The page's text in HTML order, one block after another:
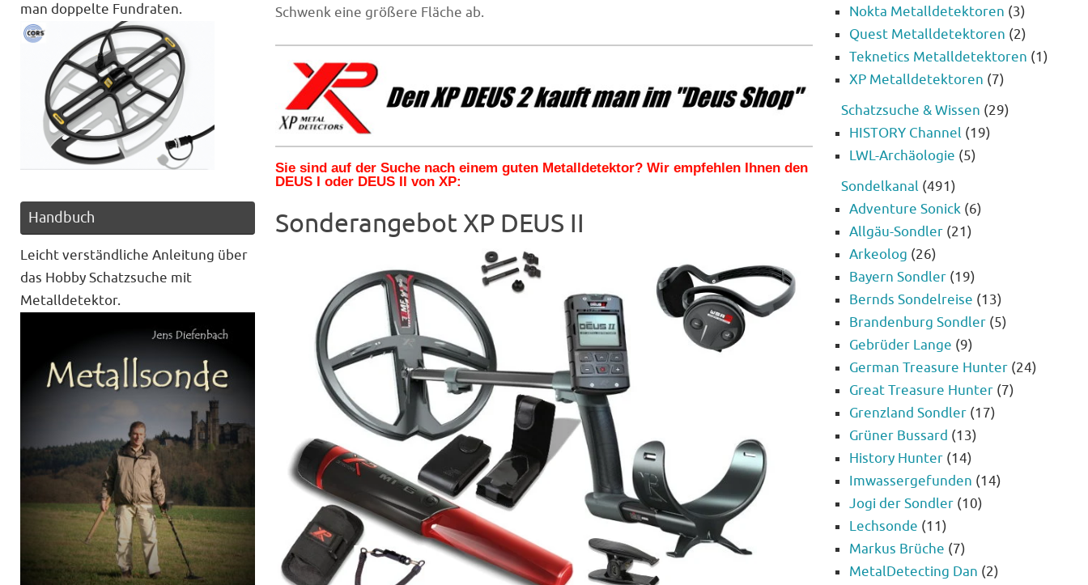
Schwenk eine größere Fläche ab.
Sie sind auf der Suche nach einem guten Metalldetektor? Wir empfehlen Ihnen den
DEUS I oder DEUS II von XP:
Sonderangebot XP DEUS II
man doppelte Fundraten.
Handbuch
Leicht verständliche Anleitung über
das Hobby Schatzsuche mit
Metalldetektor.
Nokta Metalldetektoren (3)
Quest Metalldetektoren (2)
Teknetics Metalldetektoren (1)
XP Metalldetektoren (7)
Schatzsuche & Wissen (29)
HISTORY Channel (19)
LWL-Archäologie (5)
Sondelkanal (491)
Adventure Sonick (6)
Allgäu-Sondler (21)
Arkeolog (26)
Bayern Sondler (19)
Bernds Sondelreise (13)
Brandenburg Sondler (5)
Gebrüder Lange (9)
German Treasure Hunter (24)
Great Treasure Hunter (7)
Grenzland Sondler (17)
Grüner Bussard (13)
History Hunter (14)
Imwassergefunden (14)
Jogi der Sondler (10)
Lechsonde (11)
Markus Brüche (7)
MetalDetecting Dan (2)